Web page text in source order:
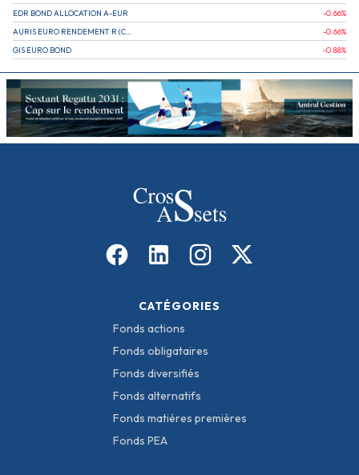
EDR BOND ALLOCATION A-EUR
-0.66%
-0.66%
GIS EURO BOND
-0.88%
CATÉGORIES
Fonds actions
Fonds obligataires
Fonds diversifiés
Fonds alternatifs
Fonds matières premières
Fonds PEA